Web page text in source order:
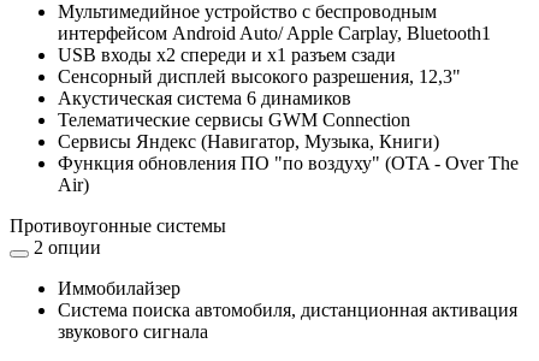
Мультимедийное устройство с беспроводным
интерфейсом Android Auto/ Apple Carplay, Bluetooth1
USB входы x2 спереди и x1 разъем сзади
Сенсорный дисплей высокого разрешения, 12,3"
Акустическая система 6 динамиков
Телематические сервисы GWM Connection
Сервисы Яндекс (Навигатор, Музыка, Книги)
Функция обновления ПО "по воздуху" (OTA - Over The
Air)
Противоугонные системы
2 опции
Иммобилайзер
Система поиска автомобиля, дистанционная активация
звукового сигнала